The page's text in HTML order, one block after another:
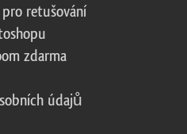
retušování
zdarma
údajů